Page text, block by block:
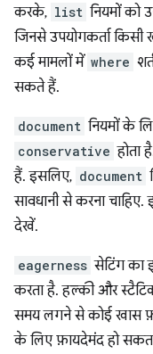
करके, list नियमों को
जिनसे उपयोगकर्ता
कई मामलों में where
सकते हैं.
document नियमों के
conservative होता
हैं. इसलिए, document
सावधानी से करना
देखें.
eagerness सेटिंग का
करता है. हल्की और
समय लगने से कोई खास
के लिए फ़ायदेमंद हो